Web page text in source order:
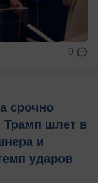
0
срочно
Трамп шлет в
и
ударов